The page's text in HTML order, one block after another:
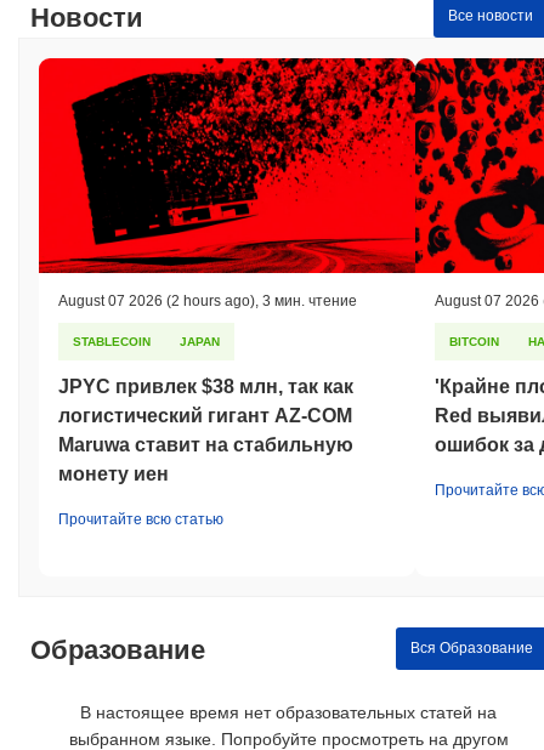
Новости Все новости
August 07 2026 (2 hours ago) 3 мин. чтение
STABLECOIN JAPAN
JPYC привлек $38 млн, так как
логистический гигант AZ-COM
Maruwa ставит на стабильную
монету иен
Прочитайте всю статью
August 07 2026
BITCOIN
'Крайне
Red
ошибок за
Прочитайте
Образование Вся Образование
В настоящее время нет образовательных статей на
выбранном языке. Попробуйте просмотреть на другом